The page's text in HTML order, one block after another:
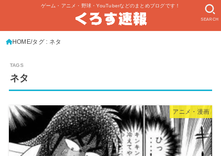
ゲーム・アニメ・野球・YouTuberなどのまとめブログです！
SEARCH
HOME タグ : ネタ
ネタ
アニメ・漫画